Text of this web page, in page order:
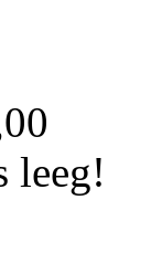
leeg!